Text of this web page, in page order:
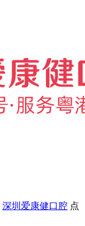
深圳爱康健口腔 点